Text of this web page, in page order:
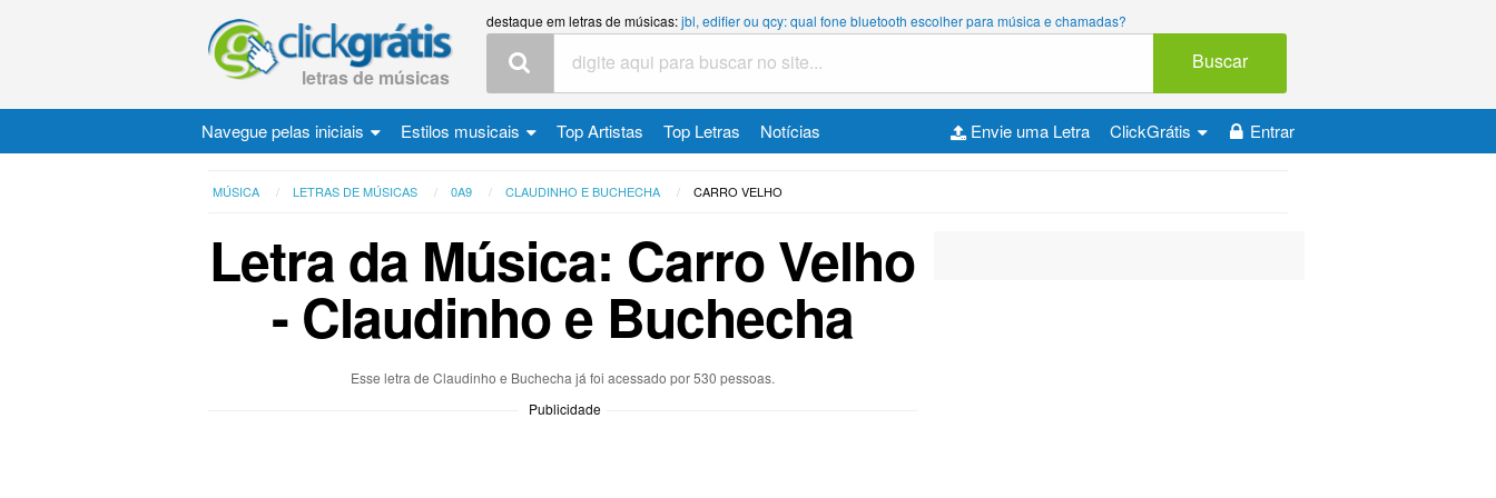
letras de músicas
destaque em letras de músicas:jbl, edifier ou qcy: qual fone bluetooth escolher para música e chamadas?
Buscar
Navegue pelas iniciais Estilos musicais Top Artistas Top Letras Notícias Entrar
ClickGrátis
Envie uma Letra
MÚSICA LETRAS DE MÚSICAS 0A9 CLAUDINHO E BUCHECHA CARRO VELHO
Letra da Música: Carro Velho
- Claudinho e Buchecha
Esse letra de Claudinho e Buchecha já foi acessado por 530 pessoas.
Publicidade